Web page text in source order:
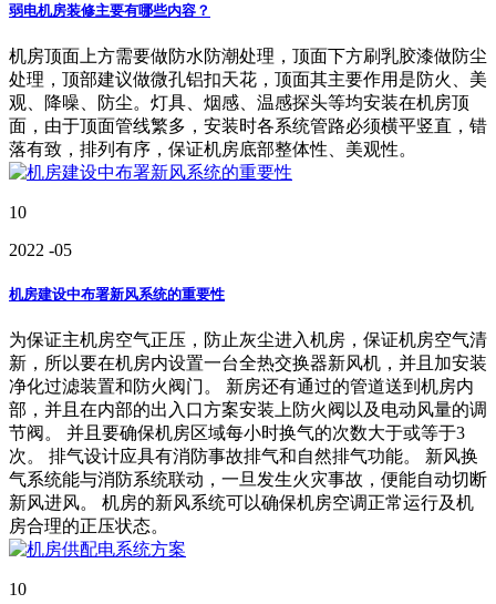
弱电机房装修主要有哪些内容？
机房顶面上方需要做防水防潮处理，顶面下方刷乳胶漆做防尘
处理，顶部建议做微孔铝扣天花，顶面其主要作用是防火、美
观、降噪、防尘。灯具、烟感、温感探头等均安装在机房顶
面，由于顶面管线繁多，安装时各系统管路必须横平竖直，错
落有致，排列有序，保证机房底部整体性、美观性。
10
2022 -05
机房建设中布署新风系统的重要性
为保证主机房空气正压，防止灰尘进入机房，保证机房空气清
新，所以要在机房内设置一台全热交换器新风机，并且加安装
净化过滤装置和防火阀门。 新房还有通过的管道送到机房内
部，并且在内部的出入口方案安装上防火阀以及电动风量的调
节阀。 并且要确保机房区域每小时换气的次数大于或等于3
次。 排气设计应具有消防事故排气和自然排气功能。 新风换
气系统能与消防系统联动，一旦发生火灾事故，便能自动切断
新风进风。 机房的新风系统可以确保机房空调正常运行及机
房合理的正压状态。
10